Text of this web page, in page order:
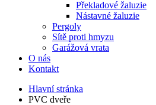
Překladové žaluzie
Nástavné žaluzie
Pergoly
Sítě proti hmyzu
Garážová vrata
O nás
Kontakt
Hlavní stránka
PVC dveře